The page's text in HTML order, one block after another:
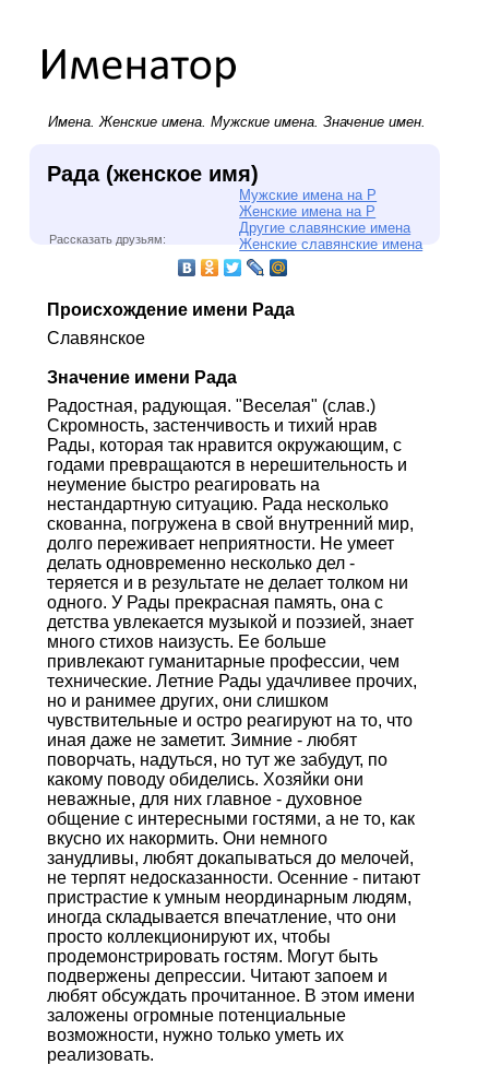
Имена.Женские имена. Мужские имена. Значение имен.
Рада (женское имя)
Мужские имена на Р
Женские имена на Р
Другие славянские имена
Женские славянские имена
Рассказать друзьям:
Происхождение имени Рада
Славянское
Значение имени Рада
Радостная, радующая. "Веселая" (слав.)
Скромность, застенчивость и тихий нрав
Рады, которая так нравится окружающим, с
годами превращаются в нерешительность и
неумение быстро реагировать на
нестандартную ситуацию. Рада несколько
скованна, погружена в свой внутренний мир,
долго переживает неприятности. Не умеет
делать одновременно несколько дел -
теряется и в результате не делает толком ни
одного. У Рады прекрасная память, она с
детства увлекается музыкой и поэзией, знает
много стихов наизусть. Ее больше
привлекают гуманитарные профессии, чем
технические. Летние Рады удачливее прочих,
но и ранимее других, они слишком
чувствительные и остро реагируют на то, что
иная даже не заметит. Зимние - любят
поворчать, надуться, но тут же забудут, по
какому поводу обиделись. Хозяйки они
неважные, для них главное - духовное
общение с интересными гостями, а не то, как
вкусно их накормить. Они немного
занудливы, любят докапываться до мелочей,
не терпят недосказанности. Осенние - питают
пристрастие к умным неординарным людям,
иногда складывается впечатление, что они
просто коллекционируют их, чтобы
продемонстрировать гостям. Могут быть
подвержены депрессии. Читают запоем и
любят обсуждать прочитанное. В этом имени
заложены огромные потенциальные
возможности, нужно только уметь их
реализовать.